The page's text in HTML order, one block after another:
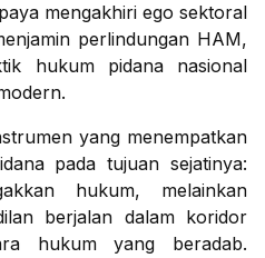
mengakhiri ego sektoral
perlindungan HAM,
hukum pidana nasional
yang menempatkan
pada tujuan sejatinya:
hukum, melainkan
berjalan dalam koridor
hukum yang beradab.